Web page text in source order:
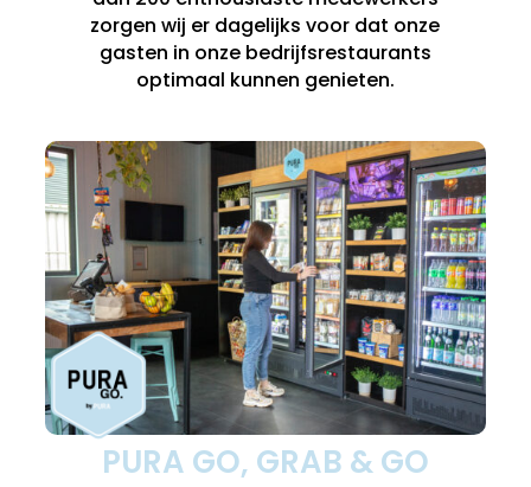
zorgen wij er dagelijks voor dat onze
gasten in onze bedrijfsrestaurants
optimaal kunnen genieten.
PURA GO, GRAB & GO